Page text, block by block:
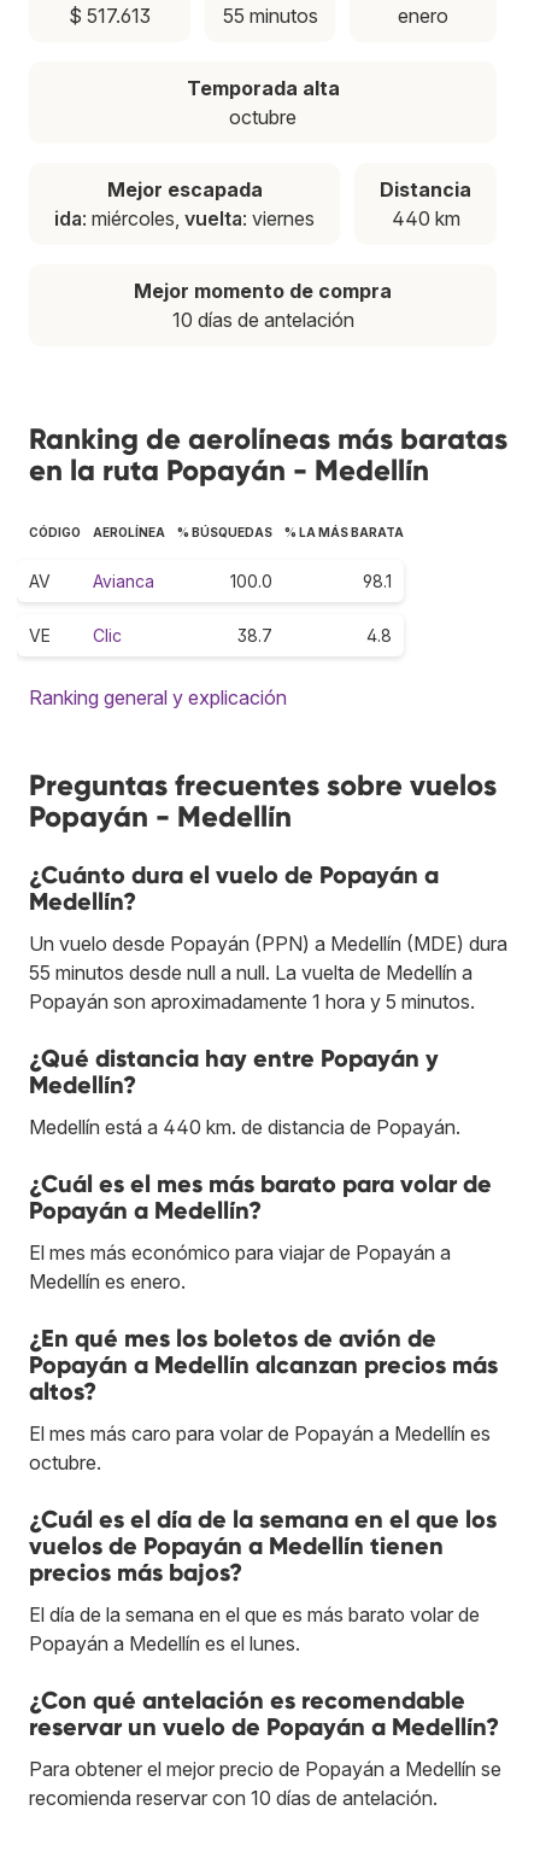
$ 517.613
55 minutos
enero
Temporada alta
octubre
Mejor escapada
ida: miércoles, vuelta: viernes
Distancia
440 km
Mejor momento de compra
10 días de antelación
Ranking de aerolíneas más baratas
en la ruta Popayán - Medellín
CÓDIGO AEROLÍNEA % BÚSQUEDAS % LA MÁS BARATA
AV Avianca 100.0 98.1
VE Clic 38.7 4.8
Ranking general y explicación
Preguntas frecuentes sobre vuelos
Popayán - Medellín
¿Cuánto dura el vuelo de Popayán a
Medellín?
Un vuelo desde Popayán (PPN) a Medellín (MDE) dura
55 minutos desde null a null. La vuelta de Medellín a
Popayán son aproximadamente 1 hora y 5 minutos.
¿Qué distancia hay entre Popayán y
Medellín?
Medellín está a 440 km. de distancia de Popayán.
¿Cuál es el mes más barato para volar de
Popayán a Medellín?
El mes más económico para viajar de Popayán a
Medellín es enero.
¿En qué mes los boletos de avión de
Popayán a Medellín alcanzan precios más
altos?
El mes más caro para volar de Popayán a Medellín es
octubre.
¿Cuál es el día de la semana en el que los
vuelos de Popayán a Medellín tienen
precios más bajos?
El día de la semana en el que es más barato volar de
Popayán a Medellín es el lunes.
¿Con qué antelación es recomendable
reservar un vuelo de Popayán a Medellín?
Para obtener el mejor precio de Popayán a Medellín se
recomienda reservar con 10 días de antelación.